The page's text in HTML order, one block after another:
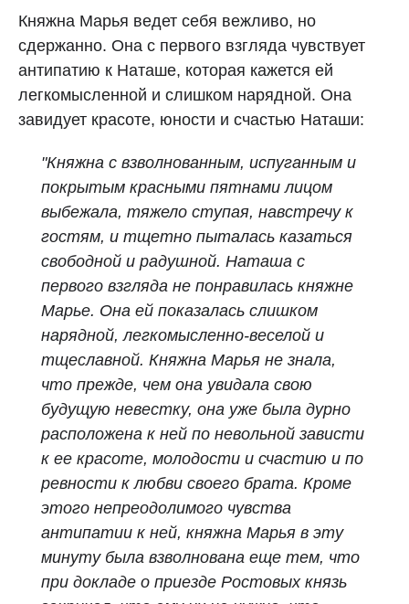
Княжна Марья ведет себя вежливо, но
сдержанно. Она с первого взгляда чувствует
антипатию к Наташе, которая кажется ей
легкомысленной и слишком нарядной. Она
завидует красоте, юности и счастью Наташи:
"Княжна с взволнованным, испуганным и
покрытым красными пятнами лицом
выбежала, тяжело ступая, навстречу к
гостям, и тщетно пыталась казаться
свободной и радушной. Наташа с
первого взгляда не понравилась княжне
Марье. Она ей показалась слишком
нарядной, легкомысленно-веселой и
тщеславной. Княжна Марья не знала,
что прежде, чем она увидала свою
будущую невестку, она уже была дурно
расположена к ней по невольной зависти
к ее красоте, молодости и счастию и по
ревности к любви своего брата. Кроме
этого непреодолимого чувства
антипатии к ней, княжна Марья в эту
минуту была взволнована еще тем, что
при докладе о приезде Ростовых князь